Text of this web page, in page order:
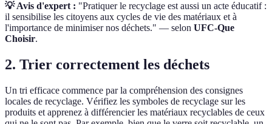
💡 Avis d'expert : "Pratiquer le recyclage est aussi un acte éducatif :
il sensibilise les citoyens aux cycles de vie des matériaux et à
l'importance de minimiser nos déchets." — selon UFC-Que
Choisir.
2. Trier correctement les déchets
Un tri efficace commence par la compréhension des consignes
locales de recyclage. Vérifiez les symboles de recyclage sur les
produits et apprenez à différencier les matériaux recyclables de ceux